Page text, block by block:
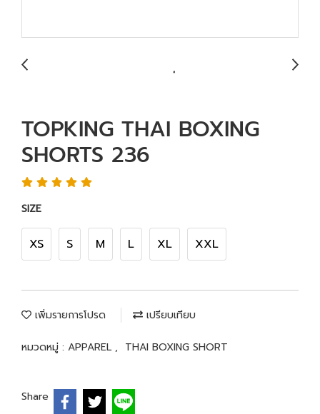
TOPKING THAI BOXING
SHORTS 236
SIZE
XS S M L XL XXL
เพิ่มรายการโปรด เปรียบเทียบ
หมวดหมู่ : APPAREL , THAI BOXING SHORT
Share